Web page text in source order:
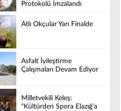
Protokolü İmzalandı
Atlı Okçular Yarı Finalde
Asfalt İyileştirme
Çalışmaları Devam Ediyor
Milletvekili Keleş:
“Kültürden Spora Elazığ’a